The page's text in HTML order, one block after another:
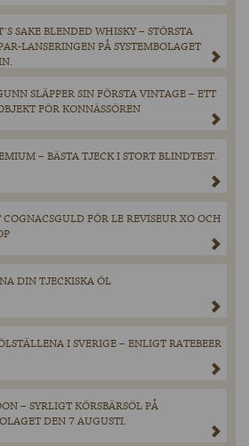
SAKE BLENDED WHISKY – STÖRSTA
LANSERINGEN PÅ SYSTEMBOLAGET
SLÄPPER SIN FÖRSTA VINTAGE – ETT
FÖR KONNÄSSÖREN
– BÄSTA TJECK I STORT BLINDTEST.
COGNACSGULD FÖR LE REVISEUR XO OCH
DIN TJECKISKA ÖL
I SVERIGE – ENLIGT RATEBEER
– SYRLIGT KÖRSBÄRSÖL PÅ
DEN 7 AUGUSTI.